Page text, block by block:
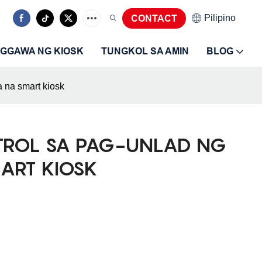
CONTACT Pilipino
NG KIOSK TUNGKOL SA AMIN BLOG
na smart kiosk
SA PAG-UNLAD NG
KIOSK